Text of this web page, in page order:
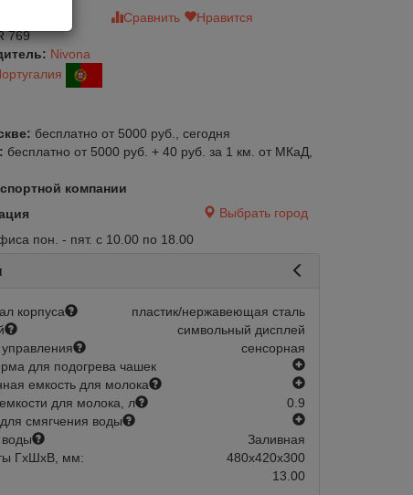
Сравнить
Нравится
769
Nivona
бесплатно от 5000 руб., сегодня
бесплатно от 5000 руб. + 40 руб. за 1 км. от МКаД,
компании
Выбрать город
пон. - пят. с 10.00 по 18.00
корпуса
пластик/нержавеющая сталь
символьный дисплей
сенсорная
для подогрева чашек
есть
емкость для молока
есть
для молока, л
0.9
смягчения воды
есть
Заливная
ГхШхВ, мм:
480х420х300
13.00